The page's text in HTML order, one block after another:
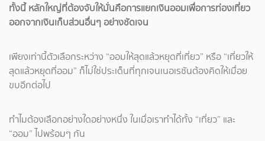
ทั้งนี้ หลักใหญ่ที่ต้องจับให้มั่นคือการแยกเงินออมเพื่อการท่องเที่ยว
ออกจากเงินเก็บส่วนอื่นๆ อย่างชัดเจน
เพียงเท่านี้ตัวเลือกระหว่าง “ออมให้สุดแล้วหยุดที่เที่ยว” หรือ “เที่ยวให้
สุดแล้วหยุดที่ออม” ก็ไม่ใช่ประเด็นที่ทุกเจนเนอเรชันต้องคิดให้เมื่อย
ขบอีกต่อไป
ทำไมต้องเลือกอย่างใดอย่างหนึ่ง ในเมื่อเราทำได้ทั้ง “เที่ยว” และ
“ออม” ไปพร้อมๆ กัน